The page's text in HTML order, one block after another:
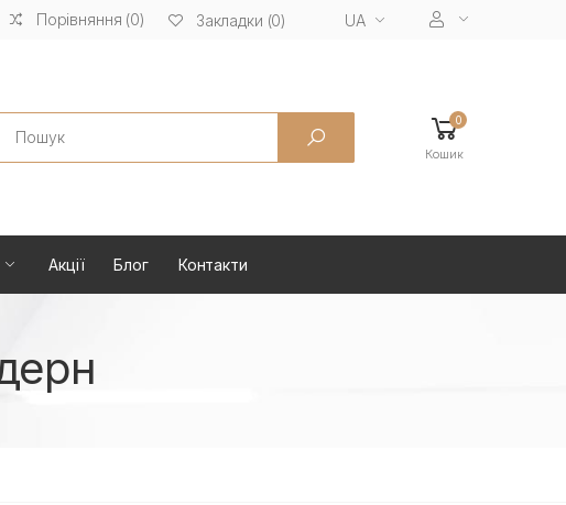
Порівняння (0) Закладки (0) UA
0
Кошик
Акції Блог Контакти